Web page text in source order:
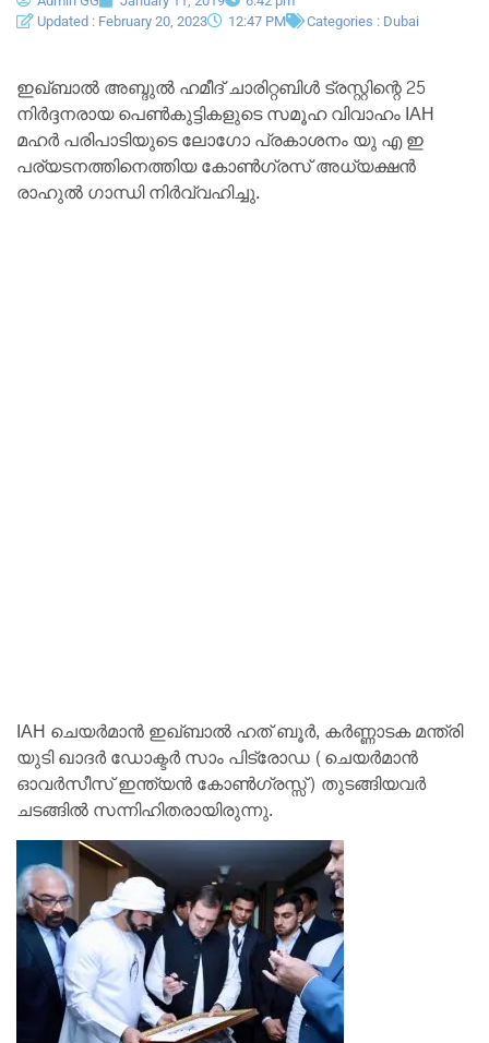
Updated : February 20, 2023
12:47 PM Categories : Dubai
ഇഖ്ബാൽ അബ്ദുൽ ഹമീദ് ചാരിറ്റബിൾ ട്രസ്റ്റിന്റെ 25
നിർദ്ദനരായ പെൺകുട്ടികളുടെ സമൂഹ വിവാഹം IAH
മഹർ പരിപാടിയുടെ ലോഗോ പ്രകാശനം യു എ ഇ
പര്യടനത്തിനെത്തിയ കോൺഗ്രസ് അധ്യക്ഷൻ
രാഹുൽ ഗാന്ധി നിർവ്വഹിച്ചു.
IAH ചെയർമാൻ ഇഖ്ബാൽ ഹത് ബൂർ, കർണ്ണാടക മന്ത്രി
യുടി ഖാദർ ഡോക്ടർ സാം പിട്രോഡ (ചെയർമാൻ
ഓവർസീസ് ഇന്ത്യൻ കോൺഗ്രസ്സ്) തുടങ്ങിയവർ
ചടങ്ങിൽ സന്നിഹിതരായിരുന്നു.